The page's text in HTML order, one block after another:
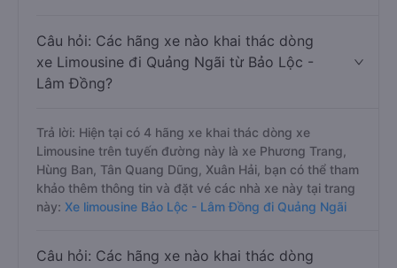
Câu hỏi: Các hãng xe nào khai thác dòng
xe Limousine đi Quảng Ngãi từ Bảo Lộc -
Lâm Đồng?
Trả lời: Hiện tại có 4 hãng xe khai thác dòng xe
Limousine trên tuyến đường này là xe Phương Trang,
Hùng Ban, Tân Quang Dũng, Xuân Hải, bạn có thể tham
khảo thêm thông tin và đặt vé các nhà xe này tại trang
này: Xe limousine Bảo Lộc - Lâm Đồng đi Quảng Ngãi
Câu hỏi: Các hãng xe nào khai thác dòng